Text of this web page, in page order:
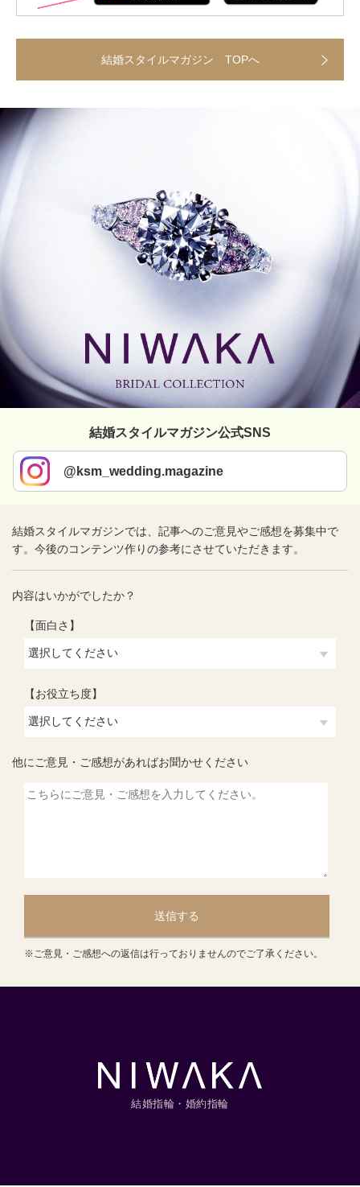
結婚スタイルマガジン TOPへ
結婚スタイルマガジン公式SNS
@ksm_wedding.magazine
結婚スタイルマガジンでは、記事へのご意見やご感想を募集中で
す。今後のコンテンツ作りの参考にさせていただきます。
内容はいかがでしたか？
【面白さ】
【お役立ち度】
他にご意見・ご感想があればお聞かせください
送信する
※ご意見・ご感想への返信は行っておりませんのでご了承ください。
結婚指輪・婚約指輪